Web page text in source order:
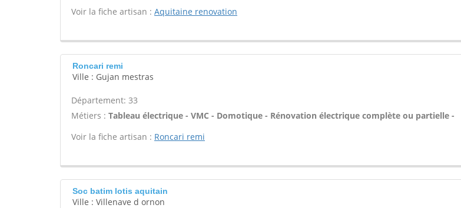
Voir la fiche artisan : Aquitaine renovation
Roncari remi
Ville : Gujan mestras
Département: 33
Métiers : Tableau électrique - VMC - Domotique - Rénovation électrique complète ou partielle -
Voir la fiche artisan : Roncari remi
Soc batim lotis aquitain
Ville : Villenave d ornon